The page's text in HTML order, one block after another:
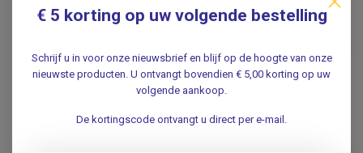
Oogmasker Gel - Warm/Koud -
.
NEEU Hot Cold Gelpack
€ 5 korting op uw volgende bestelling
Schrijf u in voor onze nieuwsbrief en blijf op de hoogte van onze
nieuwste producten. U ontvangt bovendien € 5,00 korting op uw
volgende aankoop.
De kortingscode ontvangt u direct per e-mail.